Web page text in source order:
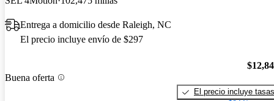
Entrega a domicilio desde Raleigh, NC
El precio incluye envío de $297
Buena oferta
El precio incluye tasas